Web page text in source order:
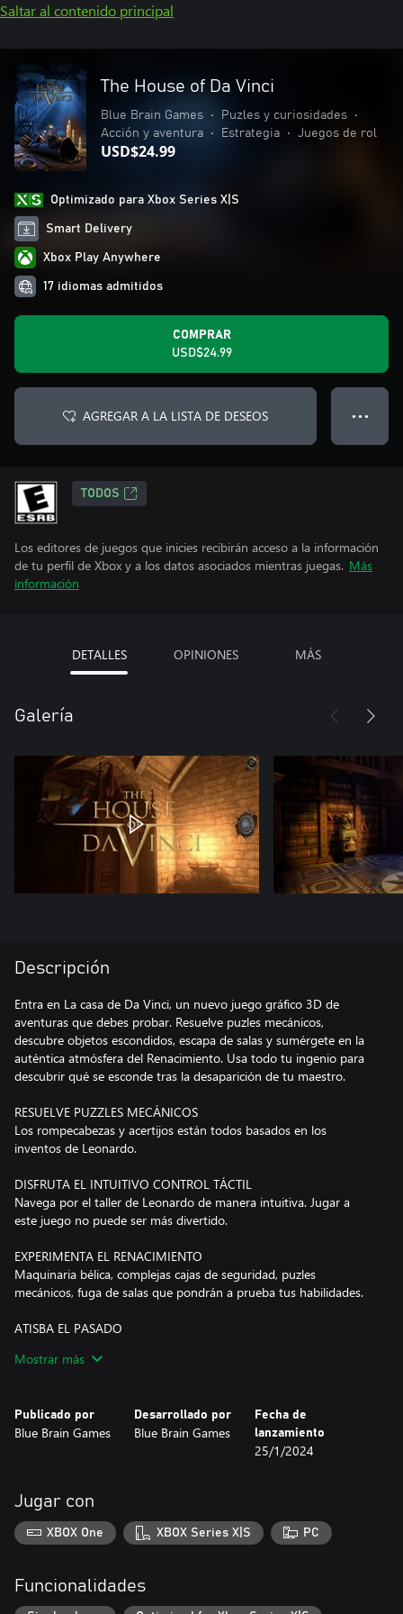
Saltar al contenido principal
The House of Da Vinci
Blue Brain Games • Puzles y curiosidades
•
Acción y aventura
• Estrategia • Juegos de rol
USD$24.99
Optimizado para Xbox Series X|S
Smart Delivery
Xbox Play Anywhere
17 idiomas admitidos
COMPRAR
USD$24.99
AGREGAR A LA LISTA DE DESEOS ● ● ●
TODOS
Los editores de juegos que inicies recibirán acceso a la información
de tu perfil de Xbox y a los datos asociados mientras juegas. Más
información
DETALLES OPINIONES MÁS
Galería
Descripción
Entra en La casa de Da Vinci, un nuevo juego gráfico 3D de
aventuras que debes probar. Resuelve puzles mecánicos,
descubre objetos escondidos, escapa de salas y sumérgete en la
auténtica atmósfera del Renacimiento. Usa todo tu ingenio para
descubrir qué se esconde tras la desaparición de tu maestro.
RESUELVE PUZZLES MECÁNICOS
Los rompecabezas y acertijos están todos basados en los
inventos de Leonardo.
DISFRUTA EL INTUITIVO CONTROL TÁCTIL
Navega por el taller de Leonardo de manera intuitiva. Jugar a
este juego no puede ser más divertido.
EXPERIMENTA EL RENACIMIENTO
Maquinaria bélica, complejas cajas de seguridad, puzles
mecánicos, fuga de salas que pondrán a prueba tus habilidades.
ATISBA EL PASADO
aprender más de la historia.
Tú eres el aprendiz más prometedor de Da Vinci. Tu maestro,
Leonardo, ha desaparecido. No tienes ni idea de dónde ha ido o
de la verdad. Además, el taller de Leonardo está lleno de puzles,
inventos, maquinarias de escape y objetos ocultos en todos los
rincones de salas bellamente decoradas. Necesitarás usar todas
tus neuronas para descubrir qué está pasando realmente.
Hemos aplicado nuestra propia imaginación a la historia del
Mostrar más
Publicado por
Blue Brain Games
Desarrollado por
Blue Brain Games
Fecha de
lanzamiento
25/1/2024
Jugar con
XBOX One XBOX Series X|S PC
Funcionalidades